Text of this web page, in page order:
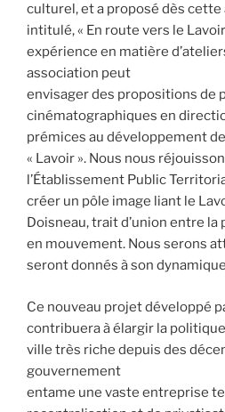
culturel, et a proposé dès
intitulé, « En route vers le
expérience en matière
association peut
envisager des propositions de
cinématographiques en
prémices au développement
« Lavoir ». Nous nous
l’Établissement Public
créer un pôle image liant le
Doisneau, trait d’union entre la
en mouvement. Nous serons
seront donnés à son
Ce nouveau projet développé
contribuera à élargir la
ville très riche depuis des
gouvernement
entame une vaste entreprise